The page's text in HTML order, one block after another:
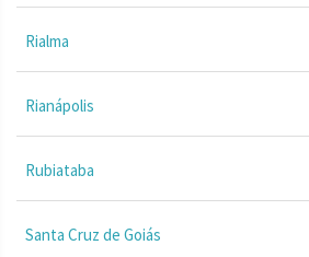
Rialma
Rianápolis
Rubiataba
Santa Cruz de Goiás